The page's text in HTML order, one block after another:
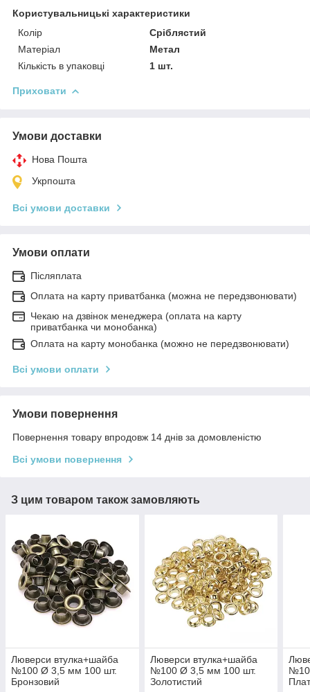
Користувальницькі характеристики
Колір
Сріблястий
Матеріал
Метал
Кількість в упаковці
1 шт.
Приховати
Умови доставки
Нова Пошта
Укрпошта
Всі умови доставки
Умови оплати
Післяплата
Оплата на карту приватбанка (можна не передзвонювати)
Чекаю на дзвінок менеджера (оплата на карту
приватбанка чи монобанка)
Оплата на карту монобанка (можно не передзвонювати)
Всі умови оплати
Умови повернення
Повернення товару впродовж 14 днів за домовленістю
Всі умови повернення
З цим товаром також замовляють
Люверси втулка+шайба
№100 Ø 3,5 мм 100 шт.
Бронзовий
Люверси втулка+шайба
№100 Ø 3,5 мм 100 шт.
Золотистий